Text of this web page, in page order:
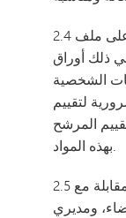
2.4 سيكون مساعد المدير مسؤولاً عن الحصول على ملف
ذلك أوراق
الشخصية
لتقييم
المرشح
بهذه المواد.
2.5 كجزء من عملية اتخاذ القرار، يُجري عادةً مقابلة مع
ومديري